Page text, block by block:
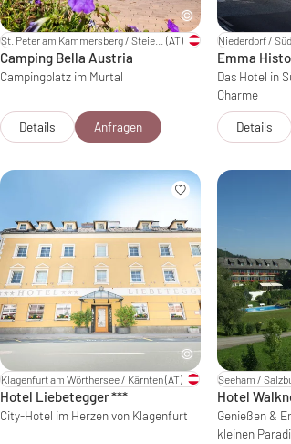
(AT)
Camping Bella Austria
Campingplatz im Murtal
Details Anfragen
Niederdorf /
Emma
Das Hotel in
Charme
Details
Klagenfurt am Wörthersee / Kärnten(AT)
Hotel Liebetegger***
City-Hotel im Herzen von Klagenfurt
Seeham /
Hotel
Genießen &
kleinen